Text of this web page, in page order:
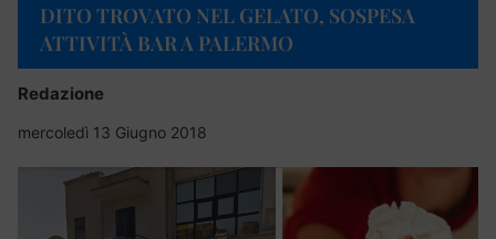
DITO TROVATO NEL GELATO, SOSPESA
ATTIVITÀ BAR A PALERMO
Redazione
mercoledì 13 Giugno 2018